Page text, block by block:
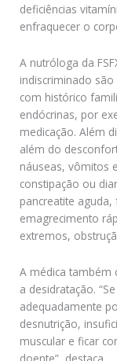
deficiências
enfraquecer o
A nutróloga da
indiscriminado
com histórico
endócrinas, por
medicação. Além
além do
náuseas, vômitos
constipação ou
pancreatite
emagrecimento
extremos,
A médica também
a desidratação.
adequadamente
desnutrição,
muscular e ficar
doente”, destaca.